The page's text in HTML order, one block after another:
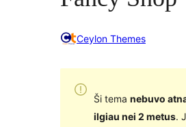
Ceylon Themes
Ši tema nebuvo
ilgiau nei 2 metus.